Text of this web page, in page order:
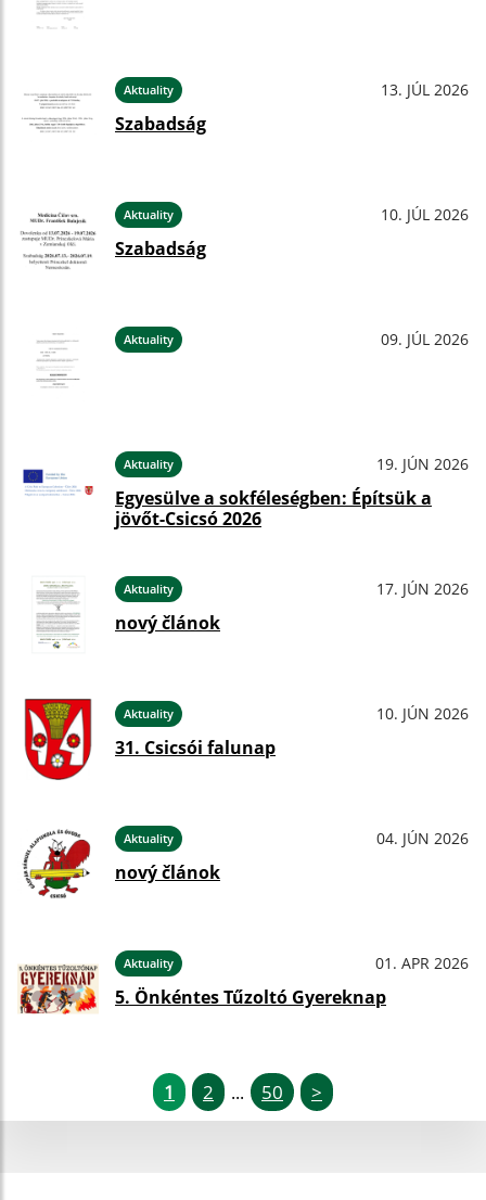
Aktuality 13. JÚL 2026
Szabadság
Aktuality 10. JÚL 2026
Szabadság
Aktuality 09. JÚL 2026
Aktuality 19. JÚN 2026
Egyesülve a sokféleségben: Építsük a
jövőt-Csicsó 2026
Aktuality 17. JÚN 2026
nový článok
Aktuality 10. JÚN 2026
31. Csicsói falunap
Aktuality 04. JÚN 2026
nový článok
Aktuality 01. APR 2026
5. Önkéntes Tűzoltó Gyereknap
1 2 ... 50 >